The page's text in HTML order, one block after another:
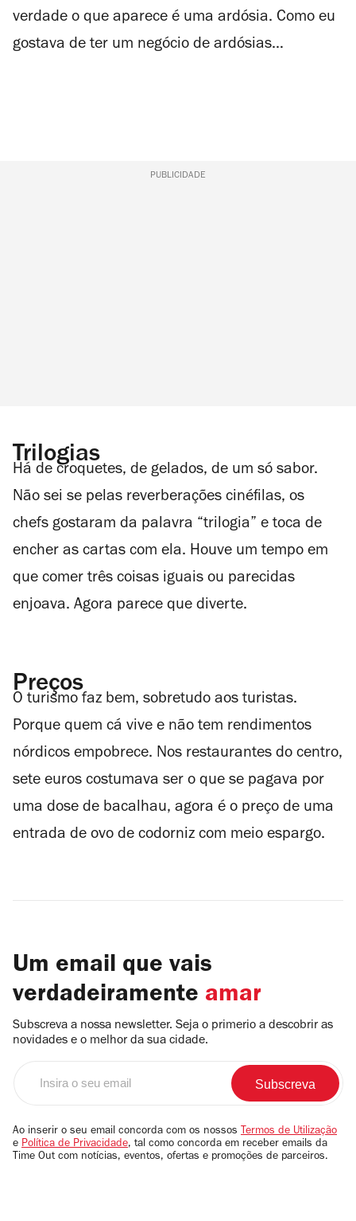
verdade o que aparece é uma ardósia. Como eu
gostava de ter um negócio de ardósias…
PUBLICIDADE
Trilogias
Há de croquetes, de gelados, de um só sabor.
Não sei se pelas reverberações cinéfilas, os
chefs gostaram da palavra “trilogia” e toca de
encher as cartas com ela. Houve um tempo em
que comer três coisas iguais ou parecidas
enjoava. Agora parece que diverte.
Preços
O turismo faz bem, sobretudo aos turistas.
Porque quem cá vive e não tem rendimentos
nórdicos empobrece. Nos restaurantes do centro,
sete euros costumava ser o que se pagava por
uma dose de bacalhau, agora é o preço de uma
entrada de ovo de codorniz com meio espargo.
Um email que vais
verdadeiramente amar
Subscreva a nossa newsletter. Seja o primerio a descobrir as
novidades e o melhor da sua cidade.
email
Ao inserir o seu email concorda com os nossos Termos de Utilização
e Política de Privacidade, tal como concorda em receber emails da
Time Out com notícias, eventos, ofertas e promoções de parceiros.